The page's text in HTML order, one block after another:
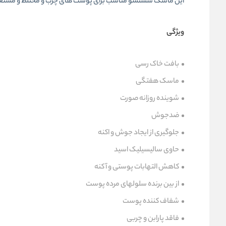
ویژگی
بافت خاک رسی
ماسک هفتگی
شوینده روزانه صورت
ضدجوش
جلوگیری از ایجاد جوش و اکنه
حاوی سالیسیلیک اسید
کاهش التهابات پوستی و آکنه
از بین برنده سلولهای مرده پوست
شفاف کننده پوست
فاقد پارابن و چربی